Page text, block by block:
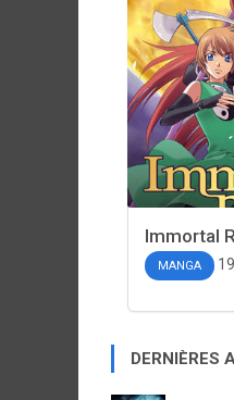
Immortal
MANGA
DERNIÈRES